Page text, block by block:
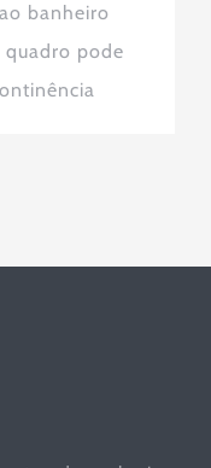
banheiro
quadro pode